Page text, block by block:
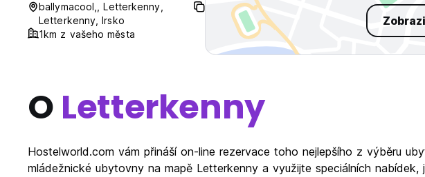
ballymacool,, Letterkenny,
Letterkenny, Irsko
1km z vašeho města
O Letterkenny
Hostelworld.com vám přináší on-line rezervace toho nejlepšího z výběru
mládežnické ubytovny na mapě Letterkenny a využijte speciálních